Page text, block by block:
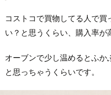
コストコで買物してる人で
い？と思うくらい、購入率が
オーブンで少し温めるとふ
と思っちゃうくらいです。